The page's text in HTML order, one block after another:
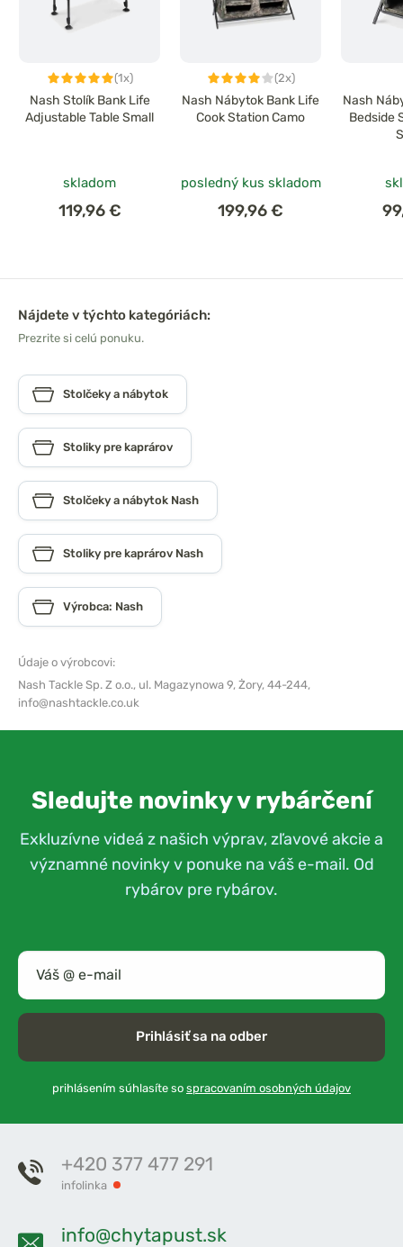
(1x)
Nash Stolík Bank Life
Adjustable Table Small
skladom
119,96 €
(2x)
Nash Nábytok Bank Life
Cook Station Camo
posledný kus skladom
199,96 €
Nash
Bedside
Nájdete v týchto kategóriách:
Prezrite si celú ponuku.
Stolčeky a nábytok
Stoliky pre kaprárov
Stolčeky a nábytok Nash
Stoliky pre kaprárov Nash
Výrobca: Nash
Údaje o výrobcovi:
Nash Tackle Sp. Z o.o., ul. Magazynowa 9, Żory, 44-244,
info@nashtackle.co.uk
Sledujte novinky v rybárčení
Exkluzívne videá z našich výprav, zľavové akcie a
významné novinky v ponuke na váš e-mail. Od
rybárov pre rybárov.
Prihlásiť sa na odber
prihlásením súhlasíte so spracovaním osobných údajov
+420 377 477 291
infolinka
info@chytapust.sk